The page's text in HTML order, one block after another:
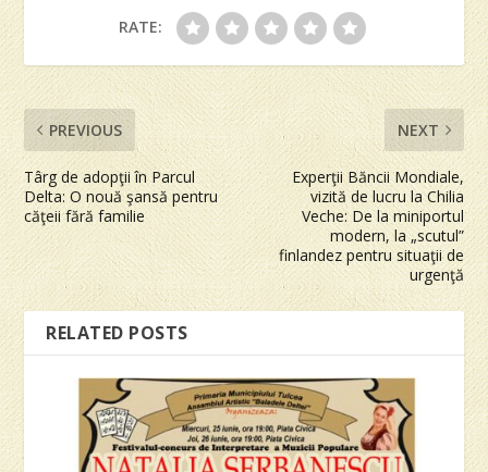
RATE:
PREVIOUS
Târg de adopţii în Parcul
Delta: O nouă şansă pentru
căţeii fără familie
NEXT
Experţii Băncii Mondiale,
vizită de lucru la Chilia
Veche: De la miniportul
modern, la „scutul”
finlandez pentru situaţii de
urgenţă
RELATED POSTS